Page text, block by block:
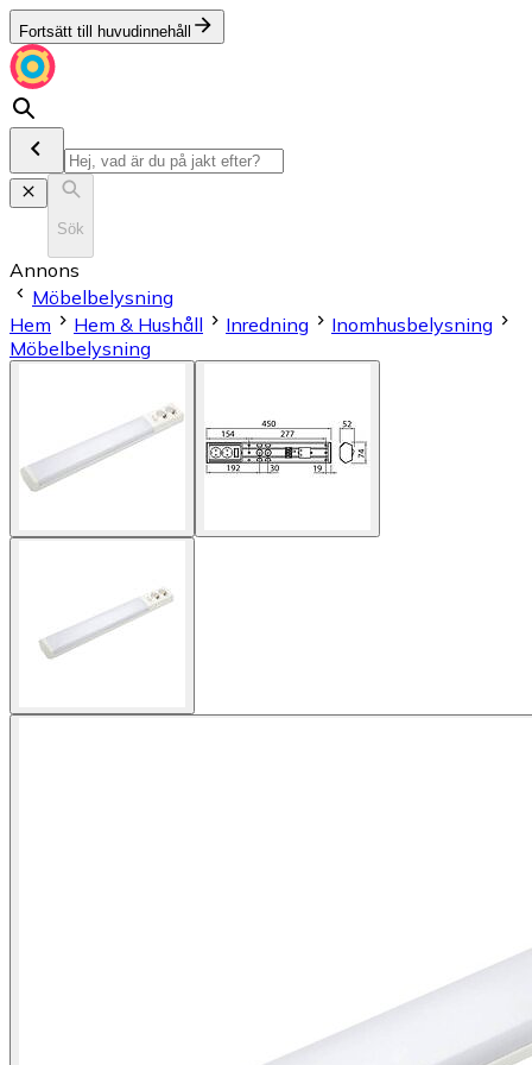
Fortsätt till huvudinnehåll
Sök
Annons
Möbelbelysning
Hem
Hem & Hushåll Inredning
Inomhusbelysning
Möbelbelysning